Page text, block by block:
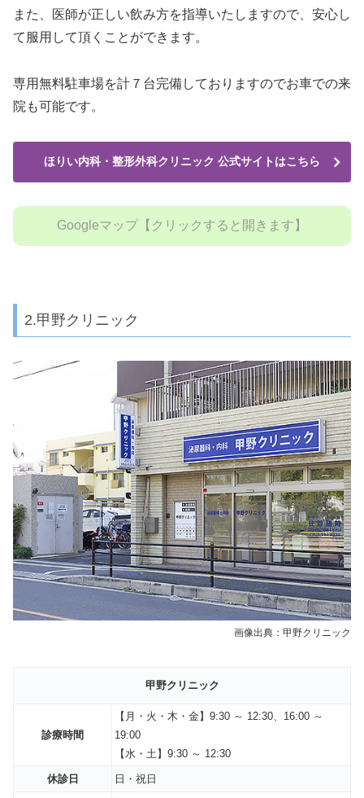
また、医師が正しい飲み方を指導いたしますので、安心し
て服用して頂くことができます。
専用無料駐車場を計７台完備しておりますのでお車での来
院も可能です。
ほりい内科・整形外科クリニック 公式サイトはこちら
Googleマップ【クリックすると開きます】
2.甲野クリニック
画像出典：甲野クリニック
甲野クリニック
診療時間
【 月・火・木・金】9:30 ～ 12:30、16:00 ～
19:00
【水 ・土】9:30 ～ 12:30
休診日 日・祝日